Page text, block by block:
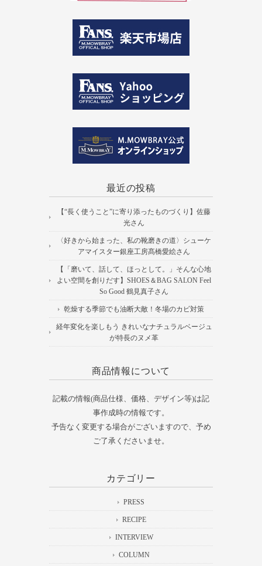
最近の投稿
【“長く使うこと”に寄り添ったものづくり】佐藤
光さん
〈好きから始まった、私の靴磨きの道〉シューケ
アマイスター銀座工房髙橋愛絵さん
【「磨いて、話して、ほっとして。」そんな心地
よい空間を創りだす】SHOES＆BAG SALON Feel
So Good 鶴見真子さん
乾燥する季節でも油断大敵！冬場のカビ対策
経年変化を楽しもう きれいなナチュラルベージュ
が特長のヌメ革
商品情報について
記載の情報(商品仕様、価格、デザイン等)は記
事作成時の情報です。
予告なく変更する場合がございますので、予め
ご了承くださいませ。
カテゴリー
PRESS
RECIPE
INTERVIEW
COLUMN